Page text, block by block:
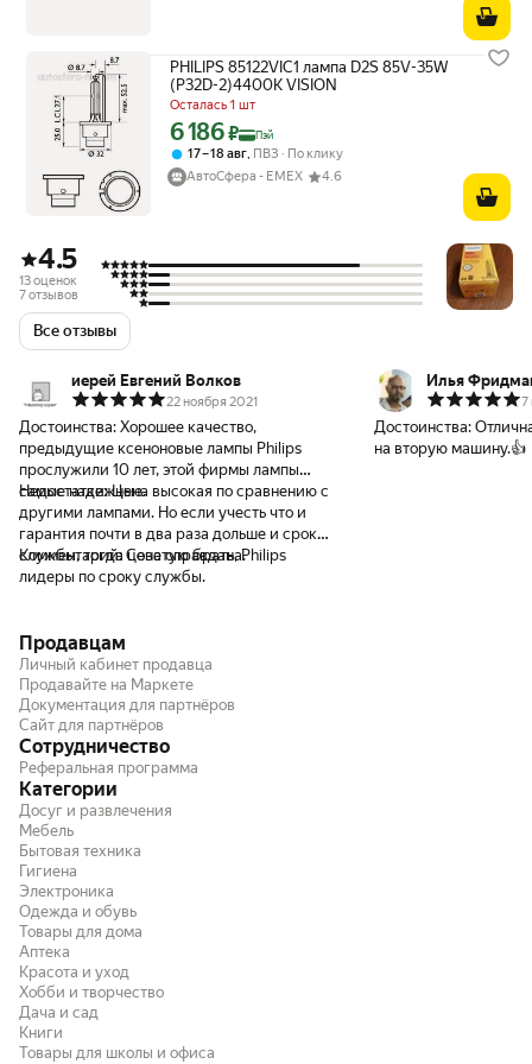
PHILIPS 85122VIC1 лампа D2S 85V-35W
(P32D-2)4400K VISION
Осталась 1 шт
Цена с картой Яндекс Пэй 6186 ₽ вместо
6 186₽ Пэй
17 – 18 авг, ПВЗ
По клику
АвтоСфера - ЕМЕХ
4.6
4.5
13 оценок
7 отзывов
Все отзывы
иерей Евгений Волков
22 ноября 2021
Достоинства: Хорошее качество,
предыдущие ксеноновые лампы Philips
прослужили 10 лет, этой фирмы лампы
самые надежные.
Недостатки: Цена высокая по сравнению с
другими лампами. Но если учесть что и
гарантия почти в два раза дольше и срок
службы, тогда цена оправдана.
Комментарий: Советую брать, Philips
лидеры по сроку службы.
Илья
7
Достоинства:
на вторую машину.👍
Продавцам
Личный кабинет продавца
Продавайте на Маркете
Документация для партнёров
Сайт для партнёров
Сотрудничество
Реферальная программа
Категории
Досуг и развлечения
Мебель
Бытовая техника
Гигиена
Электроника
Одежда и обувь
Товары для дома
Аптека
Красота и уход
Хобби и творчество
Дача и сад
Книги
Товары для школы и офиса